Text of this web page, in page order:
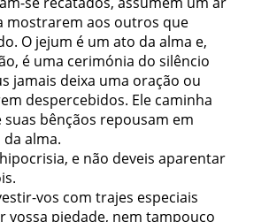
mostrarem aos outros que
O jejum é um ato da alma e,
é uma cerimónia do silêncio
jamais deixa uma oração ou
despercebidos. Ele caminha
suas bênçãos repousam em
alma.
e não deveis aparentar
vos com trajes especiais
vossa piedade, nem tampouco